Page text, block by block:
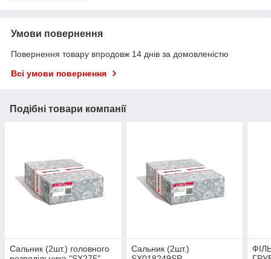
Умови повернення
Повернення товару впродовж 14 днів за домовленістю
Всі умови повернення
Подібні товари компанії
Сальник (2шт.) головного
Сальник (2шт.)